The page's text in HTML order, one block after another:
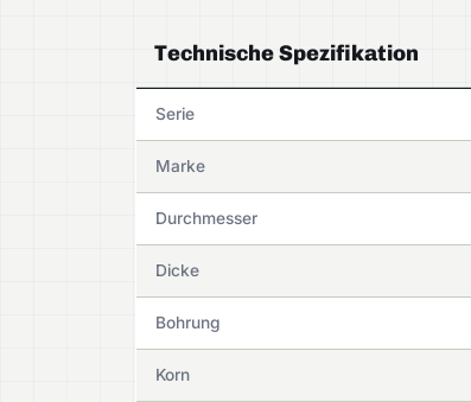
Technische Spezifikation
Serie
Marke
Durchmesser
Dicke
Bohrung
Korn